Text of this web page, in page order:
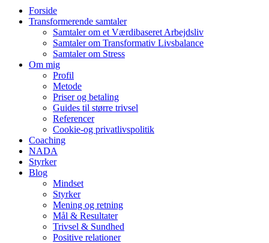
Forside
Transformerende samtaler
Samtaler om et Værdibaseret Arbejdsliv
Samtaler om Transformativ Livsbalance
Samtaler om Stress
Om mig
Profil
Metode
Priser og betaling
Guides til større trivsel
Referencer
Cookie-og privatlivspolitik
Coaching
NADA
Styrker
Blog
Mindset
Styrker
Mening og retning
Mål & Resultater
Trivsel & Sundhed
Positive relationer